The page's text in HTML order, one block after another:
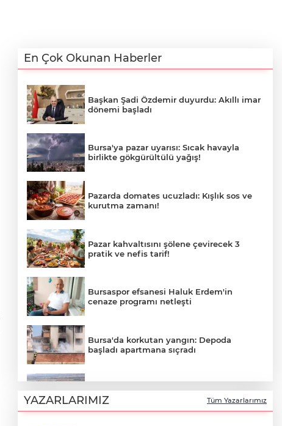
En Çok Okunan Haberler
Başkan Şadi Özdemir duyurdu: Akıllı imar
dönemi başladı
Bursa'ya pazar uyarısı: Sıcak havayla
birlikte gökgürültülü yağış!
Pazarda domates ucuzladı: Kışlık sos ve
kurutma zamanı!
Pazar kahvaltısını şölene çevirecek 3
pratik ve nefis tarif!
Bursaspor efsanesi Haluk Erdem'in
cenaze programı netleşti
Bursa'da korkutan yangın: Depoda
başladı apartmana sıçradı
Fabrikaya ulaşmadan söndürüldü
YAZARLARIMIZ Tüm Yazarlarımız